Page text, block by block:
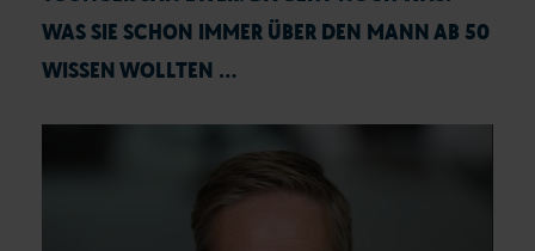
WAS SIE SCHON IMMER ÜBER DEN MANN AB 50
WISSEN WOLLTEN …